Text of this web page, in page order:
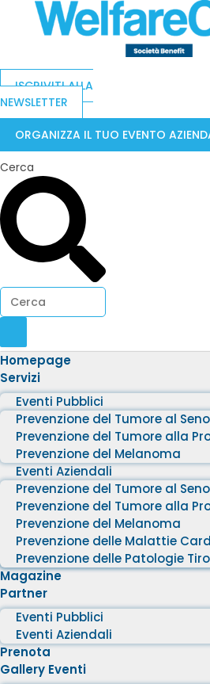
ISCRIVITI ALLA
NEWSLETTER
ORGANIZZA IL TUO EVENTO
Cerca
Homepage
Servizi
Eventi Pubblici
Prevenzione del Tumore al Seno
Prevenzione del Tumore alla
Prevenzione del Melanoma
Eventi Aziendali
Prevenzione del Tumore al Seno
Prevenzione del Tumore alla
Prevenzione del Melanoma
Prevenzione delle Malattie
Prevenzione delle Patologie
Magazine
Partner
Eventi Pubblici
Eventi Aziendali
Prenota
Gallery Eventi